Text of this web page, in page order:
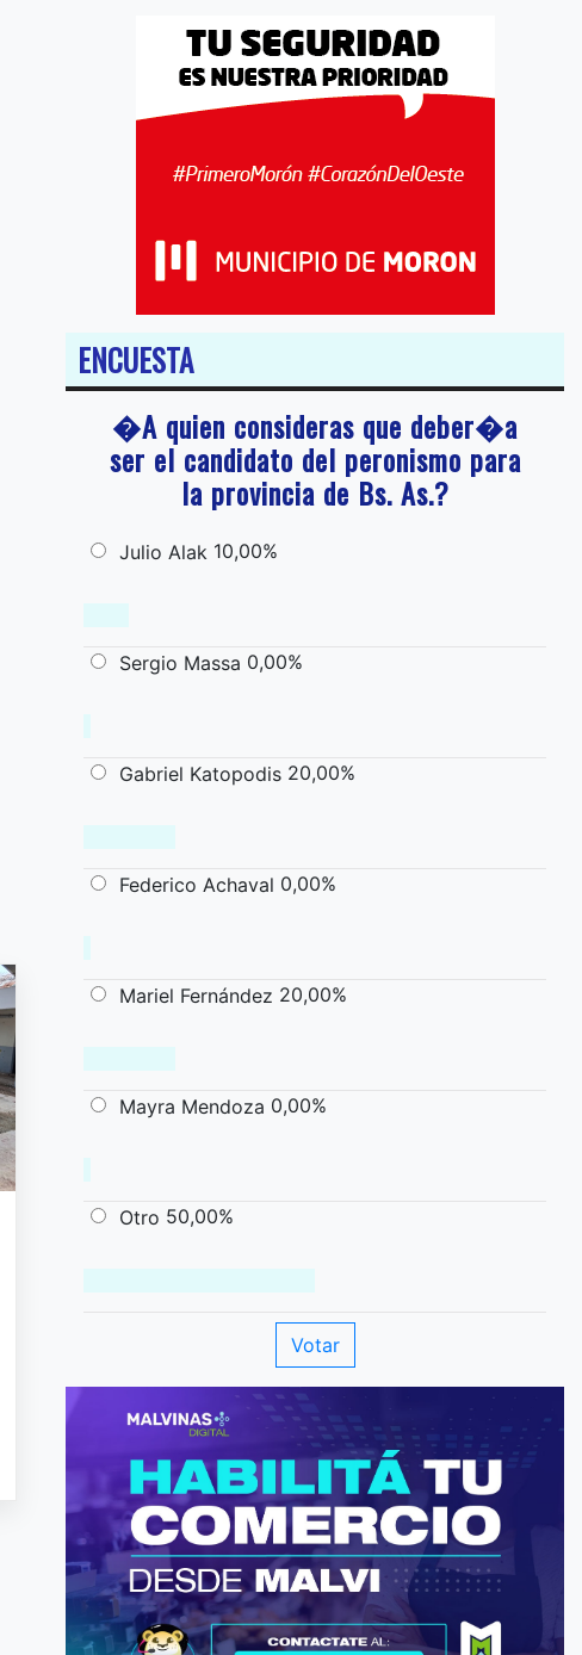
ENCUESTA
�A quien consideras que deber�a
ser el candidato del peronismo para
la provincia de Bs. As.?
Julio Alak 10,00%
Sergio Massa 0,00%
Gabriel Katopodis 20,00%
Federico Achaval 0,00%
Mariel Fernández 20,00%
Mayra Mendoza 0,00%
Otro 50,00%